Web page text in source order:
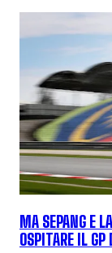
MA SEPANG E
OSPITARE IL